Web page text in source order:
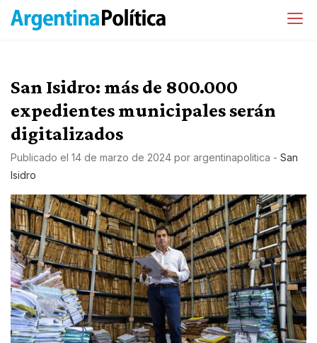
San Isidro: más de 800.000
expedientes municipales serán
digitalizados
Publicado el 14 de marzo de 2024 por argentinapolitica - San
Isidro